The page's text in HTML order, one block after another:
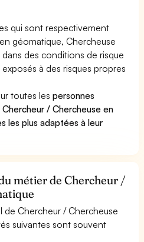
qui sont respectivement
géomatique, Chercheuse
des conditions de risque
à des risques propres
toutes lespersonnes
/ Chercheuse en
les plus adaptées à leur
métier de Chercheur /
de Chercheur / Chercheuse
suivantes sont souvent